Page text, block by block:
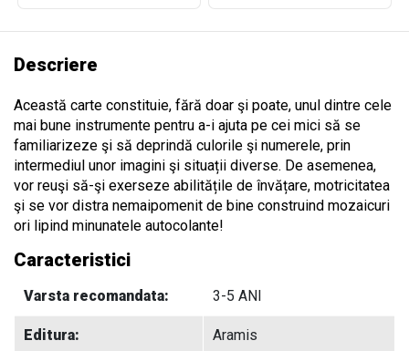
Descriere
Această carte constituie, fără doar şi poate, unul dintre cele
mai bune instrumente pentru a-i ajuta pe cei mici să se
familiarizeze şi să deprindă culorile şi numerele, prin
intermediul unor imagini şi situații diverse. De asemenea,
vor reuşi să-şi exerseze abilitățile de învățare, motricitatea
şi se vor distra nemaipomenit de bine construind mozaicuri
ori lipind minunatele autocolante!
Caracteristici
Varsta recomandata: 3-5 ANI
Editura: Aramis